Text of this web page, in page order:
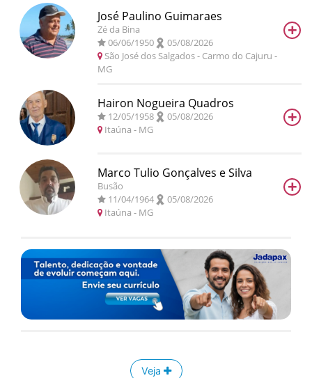
+
José Paulino Guimaraes
Zé da Bina
06/06/1950
05/08/2026
São José dos Salgados - Carmo do Cajuru-
MG
+
Hairon Nogueira Quadros
12/05/1958
05/08/2026
Itaúna- MG
+
Marco Tulio Gonçalves e Silva
Busão
11/04/1964
05/08/2026
Itaúna- MG
Veja